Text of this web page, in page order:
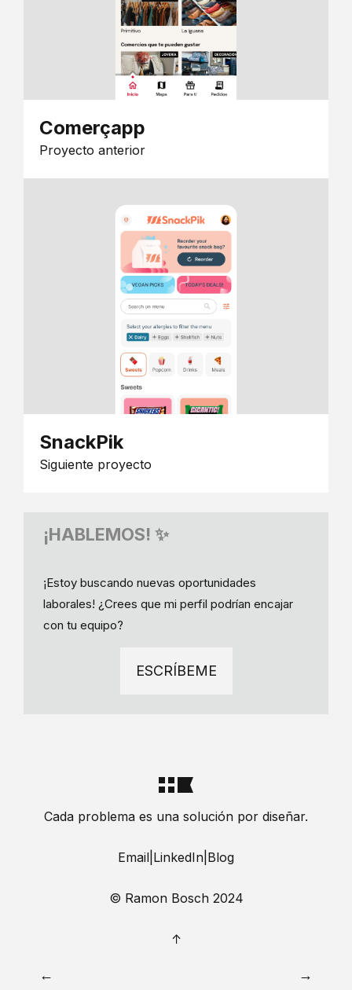
← →
Comerçapp
Proyecto anterior
SnackPik
Siguiente proyecto
¡HABLEMOS! ✨
¡Estoy buscando nuevas oportunidades
laborales! ¿Crees que mi perfil podrían encajar
con tu equipo?
ESCRÍBEME
Cada problema es una solución por diseñar.
Email LinkedIn Blog
© Ramon Bosch 2024
↑